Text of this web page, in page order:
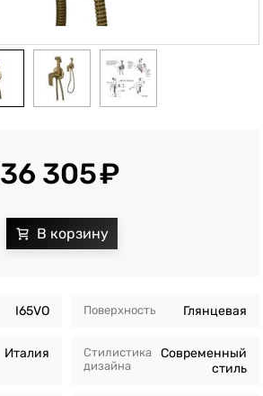
I65VO
Италия
Поверхность Глянцевая
Стилистика
дизайна
Современный
стиль
36 305